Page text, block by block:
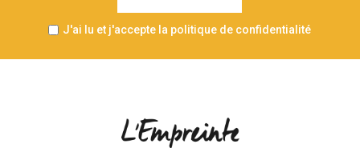
J'ai lu et j'accepte la politique de confidentialité